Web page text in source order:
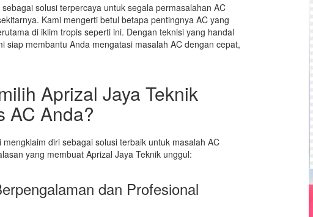
solusi terpercaya untuk segala permasalahan AC
Kami mengerti betul betapa pentingnya AC yang
di iklim tropis seperti ini. Dengan teknisi yang handal
siap membantu Anda mengatasi masalah AC dengan cepat,
Aprizal Jaya Teknik
AC Anda?
diri sebagai solusi terbaik untuk masalah AC
yang membuat Aprizal Jaya Teknik unggul:
dan Profesional